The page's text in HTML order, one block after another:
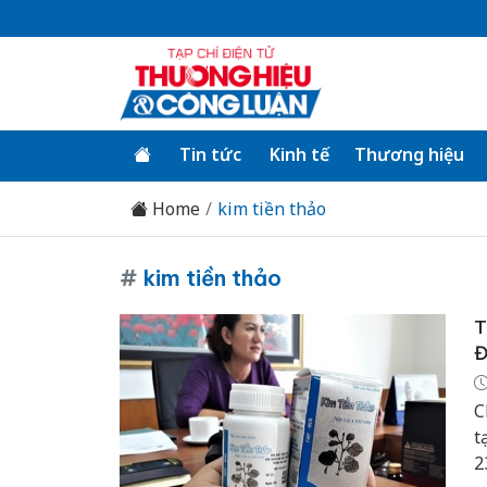
Tin tức Kinh tế Thương hiệu
Home kim tiền thảo
# kim tiền thảo